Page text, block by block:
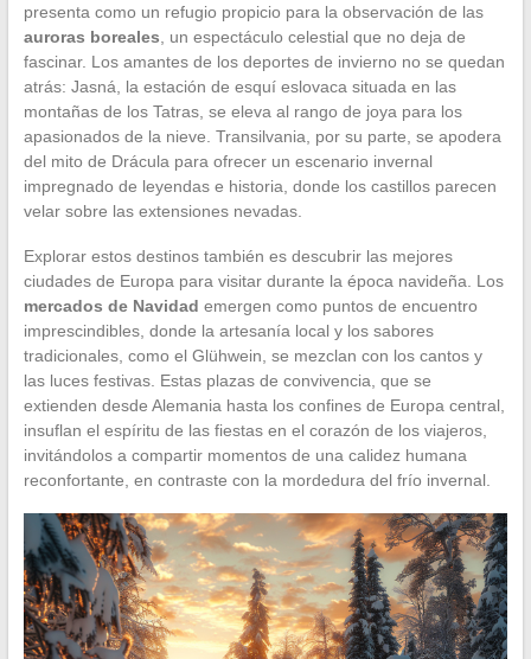
presenta como un refugio propicio para la observación de las
auroras boreales , un espectáculo celestial que no deja de
fascinar. Los amantes de los deportes de invierno no se quedan
atrás: Jasná, la estación de esquí eslovaca situada en las
montañas de los Tatras, se eleva al rango de joya para los
apasionados de la nieve. Transilvania, por su parte, se apodera
del mito de Drácula para ofrecer un escenario invernal
impregnado de leyendas e historia, donde los castillos parecen
velar sobre las extensiones nevadas.
Explorar estos destinos también es descubrir las mejores
ciudades de Europa para visitar durante la época navideña. Los
mercados de Navidad emergen como puntos de encuentro
imprescindibles, donde la artesanía local y los sabores
tradicionales, como el Glühwein, se mezclan con los cantos y
las luces festivas. Estas plazas de convivencia, que se
extienden desde Alemania hasta los confines de Europa central,
insuflan el espíritu de las fiestas en el corazón de los viajeros,
invitándolos a compartir momentos de una calidez humana
reconfortante, en contraste con la mordedura del frío invernal.